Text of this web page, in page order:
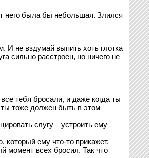
него была бы небольшая. Злился
И не вздумай выпить хоть глотка
сильно расстроен, но ничего не
тебя бросали, и даже когда ты
тоже должен быть в этом
слугу – устроить ему
который ему что-то прикажет.
момент всех бросил. Так что